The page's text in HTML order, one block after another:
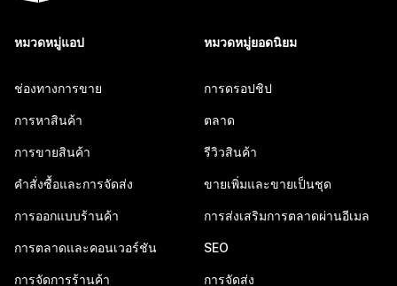
หมวดหมู่แอป
ช่องทางการขาย
การหาสินค้า
การขายสินค้า
คำสั่งซื้อและการจัดส่ง
การออกแบบร้านค้า
การตลาดและคอนเวอร์ชัน
การจัดการร้านค้า
หมวดหมู่ยอดนิยม
การดรอปชิป
ตลาด
รีวิวสินค้า
ขายเพิ่มและขายเป็นชุด
การส่งเสริมการตลาดผ่านอีเมล
SEO
การจัดส่ง